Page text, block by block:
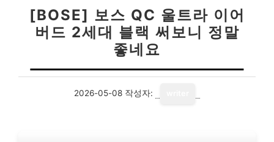
[BOSE] 보스 QC 울트라 이어
버드 2세대 블랙 써보니 정말
좋네요
2026-05-08 작성자: